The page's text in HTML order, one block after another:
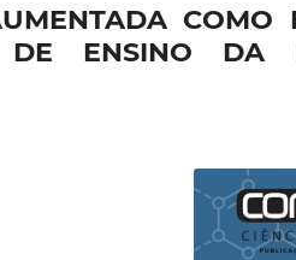
COMO
DE ENSINO DA